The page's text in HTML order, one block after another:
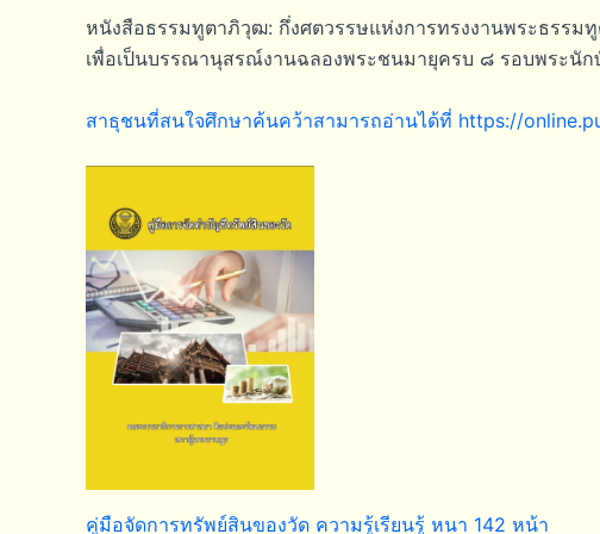
หนังสือธรรมทูตาภิวุฒ: กึ่งศตวรรษแห่งการทรงงานพระธรรม
เพื่อเป็นบรรณานุสรณ์งานฉลองพระชนมายุครบ ๘ รอบพระนั
สาธุชนที่สนใจศึกษาค้นคว้าสามารถอ่านได้ที่ https://
คู่มือจัดการทรัพย์สินของวัด ความรู้เรียนรู้ หนา 142 หน้า